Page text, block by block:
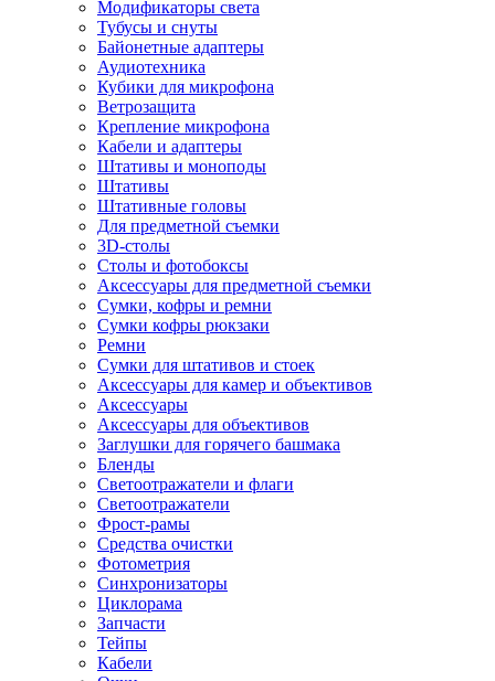
Модификаторы света
Тубусы и снуты
Байонетные адаптеры
Аудиотехника
Кубики для микрофона
Ветрозащита
Крепление микрофона
Кабели и адаптеры
Штативы и моноподы
Штативы
Штативные головы
Для предметной съемки
3D-столы
Столы и фотобоксы
Аксессуары для предметной съемки
Сумки, кофры и ремни
Сумки кофры рюкзаки
Ремни
Сумки для штативов и стоек
Аксессуары для камер и объективов
Аксессуары
Аксессуары для объективов
Заглушки для горячего башмака
Бленды
Светоотражатели и флаги
Светоотражатели
Фрост-рамы
Средства очистки
Фотометрия
Синхронизаторы
Циклорама
Запчасти
Тейпы
Кабели